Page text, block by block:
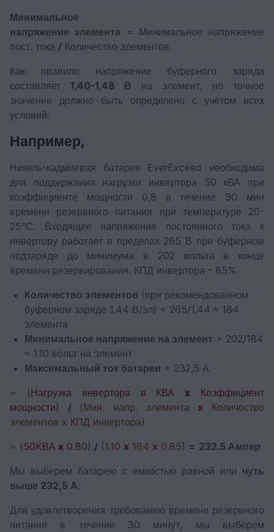
Минимальное
напряжение элемента = Минимальное напряжение
пост. тока / Количество элементов
Как правило напряжение буферного заряда
составляет 1,40-1,48 В на элемент, но точное
значение должно быть определено с учётом всех
условий.
Например,
Никель-кадмиевая батарея EverExceed необходима
для поддержания нагрузки инвертора 50 кВА при
коэффициенте мощности 0,8 в течение 30 мин
времени резервного питания при температуре 20-
25°С. Входящее напряжение постоянного тока к
инвертору работает в пределах 265 В при буферном
подзаряде до минимума в 202 вольта в конце
времени резервирования. КПД инвертора - 85%.
Количество элементов (при рекомендованном
буферном заряде 1.44 В/эл) = 265/1.44 ≈ 184
элемента
Минимальное напряжение на элемент = 202/184
≈ 1.10 вольт на элемент
Максимальный ток батареи = 232,5 А
=
(Нагрузка инвертора в КВА x Коэффициент
мощности)
/ (Мин. напр. элемента x Количество
элементов x КПД инвертора)
= ( 50KВA x 0.80) / (1.10 x 184 x 0.85) = 232.5 Ампер
Мы выберем батарею с емкостью равной или чуть
выше 232,5 А.
Для удовлетворения требованию времени резервного
питания в течение 30 минут, мы выберем